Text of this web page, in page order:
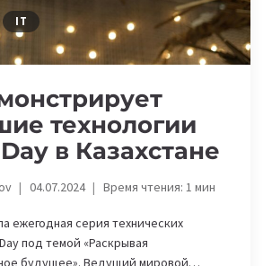
IT
технологии
в Казахстане
04.07.2024 Время чтения: 1мин
ежегодная серия технических
под темой «Раскрывая
будущее». Ведущий мировой…